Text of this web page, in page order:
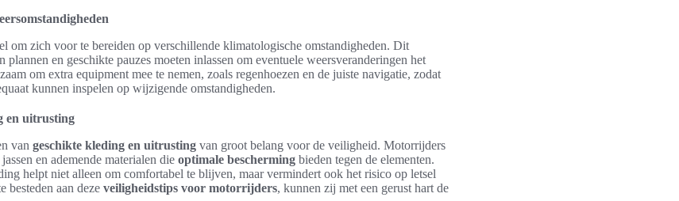
om zich voor te bereiden op verschillende klimatologische omstandigheden. Dit
plannen en geschikte pauzes moeten inlassen om eventuele weersveranderingen het
om extra equipment mee te nemen, zoals regenhoezen en de juiste navigatie, zodat
kunnen inspelen op wijzigende omstandigheden.
en uitrusting
van geschikte kleding en uitrusting van groot belang voor de veiligheid. Motorrijders
en ademende materialen die optimale bescherming bieden tegen de elementen.
helpt niet alleen om comfortabel te blijven, maar vermindert ook het risico op letsel
besteden aan deze veiligheidstips voor motorrijders, kunnen zij met een gerust hart de